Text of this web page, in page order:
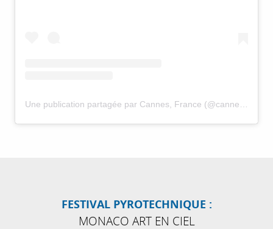
FESTIVAL PYROTECHNIQUE :
MONACO ART EN CIEL